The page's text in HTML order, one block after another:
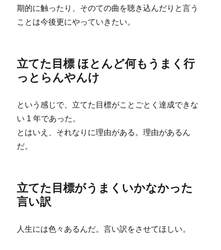
期的に触ったり、そのての曲を聴き込んだりと言う
ことは今後更にやっていきたい。
立てた目標 ほとんど何もうまく行
っとらんやんけ
という感じで、立てた目標がことごとく達成できな
い 1 年であった。
とはいえ、それなりに理由がある。理由があるん
だ。
立てた目標がうまくいかなかった
言い訳
人生には色々あるんだ。言い訳をさせてほしい。